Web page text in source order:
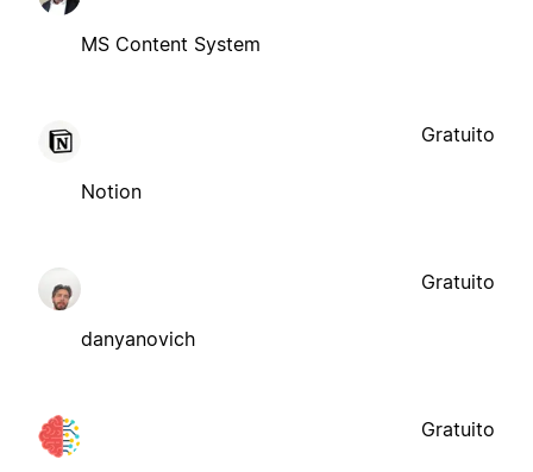
MS Content System
Notion
Gratuito
danyanovich
Gratuito
Gratuito